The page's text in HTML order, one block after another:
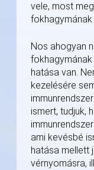
vele, most
fokhagymának
Nos ahogyan
hatása van.
kezelésére
ismert, tudjuk,
ami kevésbé
hatása mellett
vérnyomásra,